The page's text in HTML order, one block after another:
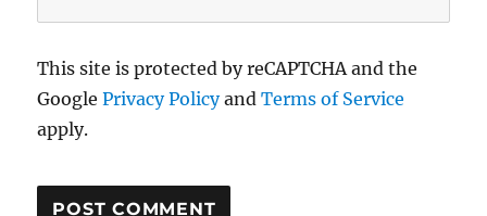
This site is protected by reCAPTCHA and the
GooglePrivacy PolicyandTerms of Service
apply.